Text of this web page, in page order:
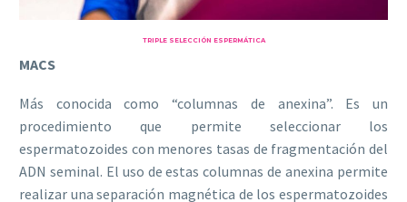
TRIPLE SELECCIÓN ESPERMÁTICA
MACS
Más conocida como “columnas de anexina”. Es un
procedimiento que permite seleccionar los
espermatozoides con menores tasas de fragmentación del
ADN seminal. El uso de estas columnas de anexina permite
realizar una separación magnética de los espermatozoides